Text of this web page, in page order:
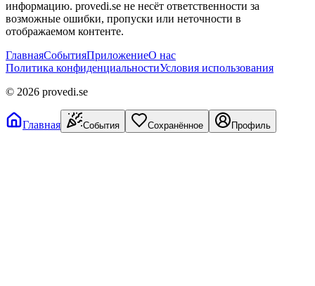
информацию. provedi.se не несёт ответственности за
возможные ошибки, пропуски или неточности в
отображаемом контенте.
ГлавнаяСобытияПриложениеО нас
Политика конфиденциальностиУсловия использования
© 2026 provedi.se
Главная События Сохранённое Профиль